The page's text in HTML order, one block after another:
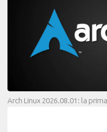
Arch Linux 2026.08.01: la